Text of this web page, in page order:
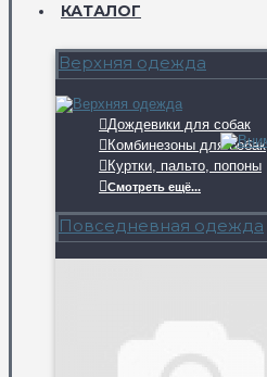
КАТАЛОГ
Верхняя одежда
Дождевики для собак
Комбинезоны для собак
Куртки, пальто, попоны
Смотреть ещё...
Повседневная одежда